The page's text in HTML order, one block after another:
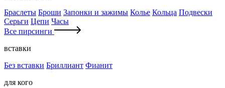
Браслеты Броши Запонки и зажимы Колье Кольца Подвески
Серьги Цепи Часы
Все пирсинги
вставки
Без вставки Бриллиант Фианит
для кого